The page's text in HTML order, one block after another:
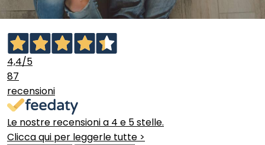
4,4/5
87
recensioni
Le nostre recensioni a 4 e 5 stelle.
Clicca qui per leggerle tutte >